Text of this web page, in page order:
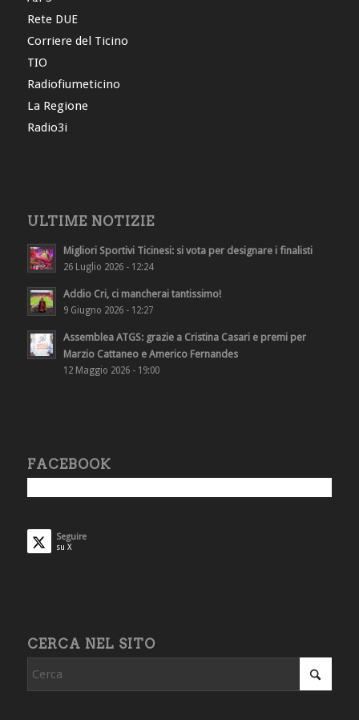
Rete DUE
Corriere del Ticino
TIO
Radiofiumeticino
La Regione
Radio3i
ULTIME NOTIZIE
Migliori Sportivi Ticinesi: si vota per designare i finalisti
26 Luglio 2026 - 12:24
Addio Cri, ci mancherai tantissimo!
9 Giugno 2026 - 12:27
Assemblea ATGS: grazie a Cristina Casari e premi per
Marzio Cattaneo e Americo Fernandes
12 Maggio 2026 - 19:00
FACEBOOK
Seguire
su X
CERCA NEL SITO